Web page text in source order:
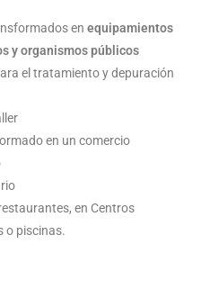
en equipamientos
y organismos públicos
el tratamiento y depuración
en un comercio
en Centros
o piscinas.